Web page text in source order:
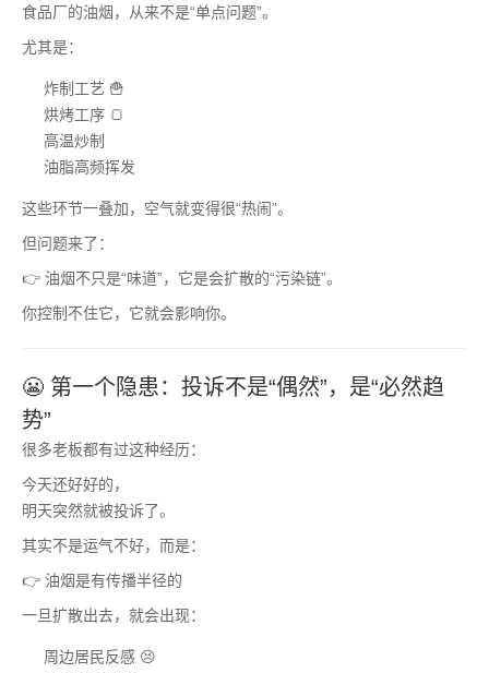
食品厂的油烟，从来不是“单点问题”。
尤其是：
炸制工艺 🍟
烘烤工序 🍞
高温炒制
油脂高频挥发
这些环节一叠加，空气就变得很“热闹”。
但问题来了：
👉 油烟不只是“味道”，它是会扩散的“污染链”。
你控制不住它，它就会影响你。
😬 第一个隐患：投诉不是“偶然”，是“必然趋
势”
很多老板都有过这种经历：
今天还好好的，
明天突然就被投诉了。
其实不是运气不好，而是：
👉 油烟是有传播半径的
一旦扩散出去，就会出现：
周边居民反感 😣